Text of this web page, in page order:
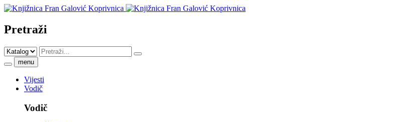
Pretraži
menu
Vijesti
Vodič
Vodič